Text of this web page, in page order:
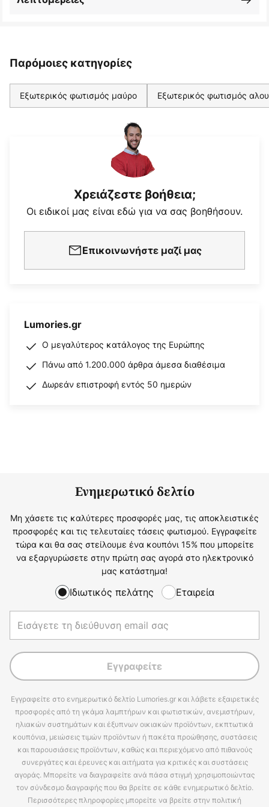
Παρόμοιες κατηγορίες
Εξωτερικός φωτισμός μαύρο Εξωτερικός φωτισμός
Χρειάζεστε βοήθεια;
Οι ειδικοί μας είναι εδώ για να σας βοηθήσουν.
Επικοινωνήστε μαζί μας
Lumories.gr
Ο μεγαλύτερος κατάλογος της Ευρώπης
Πάνω από 1.200.000 άρθρα άμεσα διαθέσιμα
Δωρεάν επιστροφή εντός 50 ημερών
Ενημερωτικό δελτίο
Μη χάσετε τις καλύτερες προσφορές μας, τις αποκλειστικές
προσφορές και τις τελευταίες τάσεις φωτισμού. Εγγραφείτε
τώρα και θα σας στείλουμε ένα κουπόνι 15% που μπορείτε
να εξαργυρώσετε στην πρώτη σας αγορά στο ηλεκτρονικό
μας κατάστημα!
Ιδιωτικός πελάτης Εταιρεία
Εγγραφείτε
Εγγραφείτε στο ενημερωτικό δελτίο Lumories.gr και λάβετε εξαιρετικές
προσφορές από τη γκάμα λαμπτήρων και φωτιστικών, ανεμιστήρων,
ηλιακών συστημάτων και έξυπνων οικιακών προϊόντων, εκπτωτικά
κουπόνια, μειώσεις τιμών προϊόντων ή πακέτα προώθησης, συστάσεις
και παρουσιάσεις προϊόντων, καθώς και περιεχόμενο από πιθανούς
συνεργάτες και έρευνες και αιτήματα για κριτικές και συστάσεις
αγοράς. Μπορείτε να διαγραφείτε ανά πάσα στιγμή χρησιμοποιώντας
τον σύνδεσμο διαγραφής που θα βρείτε σε κάθε ενημερωτικό δελτίο.
Περισσότερες πληροφορίες μπορείτε να βρείτε στην πολιτική